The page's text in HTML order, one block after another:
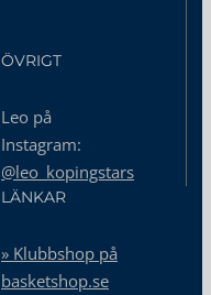
ÖVRIGT
Leo på
Instagram:
@leo_kopingstars
LÄNKAR
» Klubbshop på
basketshop.se